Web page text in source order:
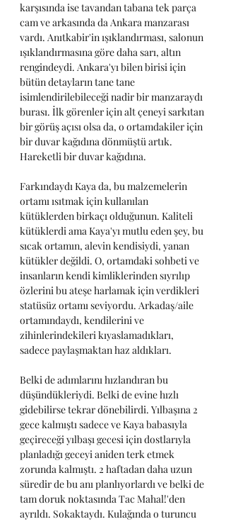
karşısında ise tavandan tabana tek parça
cam ve arkasında da Ankara manzarası
vardı. Anıtkabir'in ışıklandırması, salonun
ışıklandırmasına göre daha sarı, altın
rengindeydi. Ankara'yı bilen birisi için
bütün detayların tane tane
isimlendirilebileceği nadir bir manzaraydı
burası. İlk görenler için alt çeneyi sarkıtan
bir görüş açısı olsa da, o ortamdakiler için
bir duvar kağıdına dönmüştü artık.
Hareketli bir duvar kağıdına.
Farkındaydı Kaya da, bu malzemelerin
ortamı ısıtmak için kullanılan
kütüklerden birkaçı olduğunun. Kaliteli
kütüklerdi ama Kaya'yı mutlu eden şey, bu
sıcak ortamın, alevin kendisiydi, yanan
kütükler değildi. O, ortamdaki sohbeti ve
insanların kendi kimliklerinden sıyrılıp
özlerini bu ateşe harlamak için verdikleri
statüsüz ortamı seviyordu. Arkadaş/aile
ortamındaydı, kendilerini ve
zihinlerindekileri kıyaslamadıkları,
sadece paylaşmaktan haz aldıkları.
Belki de adımlarını hızlandıran bu
düşündükleriydi. Belki de evine hızlı
gidebilirse tekrar dönebilirdi. Yılbaşına 2
gece kalmıştı sadece ve Kaya babasıyla
geçireceği yılbaşı gecesi için dostlarıyla
planladığı geceyi aniden terk etmek
zorunda kalmıştı. 2 haftadan daha uzun
süredir de bu anı planlıyorlardı ve belki de
tam doruk noktasında Tac Mahal!'den
ayrıldı. Sokaktaydı. Kulağında o turuncu